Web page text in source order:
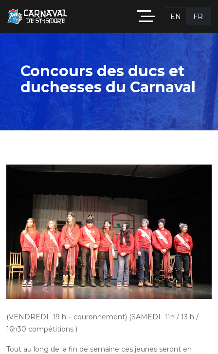
EN FR
Concours des ducs et
duchesses du Carnaval
(VENDREDI 19 h – couronnement) (SAMEDI 11h / 13 h /
16h30 compétitions )
Tout au long de la fin de semaine ces jeunes seront en